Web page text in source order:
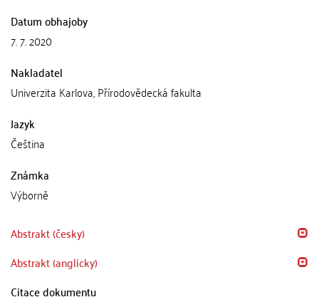
Datum obhajoby
7. 7. 2020
Nakladatel
Univerzita Karlova, Přírodovědecká fakulta
Jazyk
Čeština
Známka
Výborně
Abstrakt (česky)
Abstrakt (anglicky)
Citace dokumentu